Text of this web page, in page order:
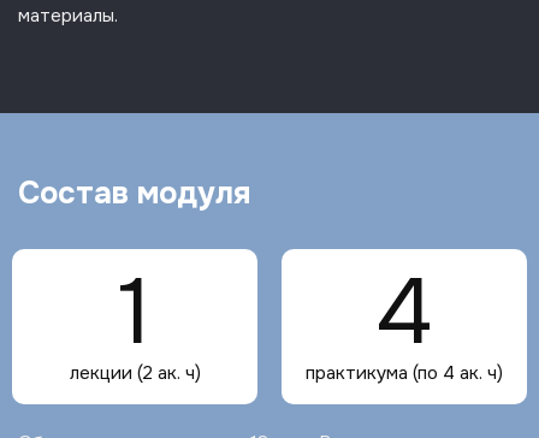
материалы.
Состав модуля
1
лекции (2 ак. ч)
4
практикума (по 4 ак. ч)